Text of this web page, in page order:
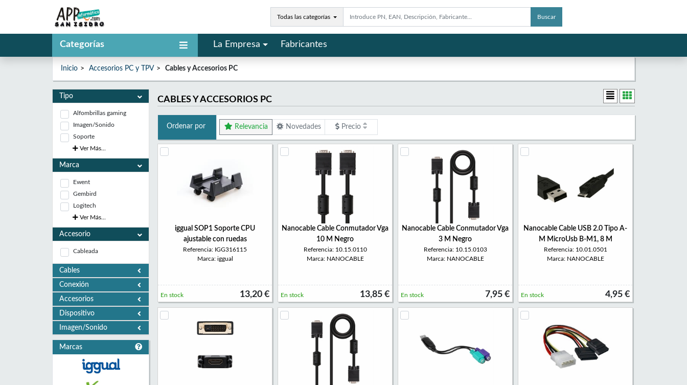
Todas las categorías Buscar
Categorías La Empresa Fabricantes
Inicio Accesorios PC y TPV Cables y Accesorios PC
Tipo
Alfombrillas gaming
Imagen/Sonido
Soporte
Ver Más...
Marca
Ewent
Gembird
Logitech
Ver Más...
Accesorio
Cableada
Cables
Conexión
Accesorios
Dispositivo
Imagen/Sonido
Marcas
CABLES Y ACCESORIOS PC
Ordenar por Relevancia Novedades Precio
iggual SOP1 Soporte CPU
ajustable con ruedas
Referencia: IGG316115
Marca: iggual
13,20 €
En stock
Nanocable Cable Conmutador Vga
10 M Negro
Referencia: 10.15.0110
Marca: NANOCABLE
13,85 €
En stock
Nanocable Cable Conmutador Vga
3 M Negro
Referencia: 10.15.0103
Marca: NANOCABLE
7,95 €
En stock
Nanocable Cable USB 2.0 Tipo A-
M MicroUsb B-M1, 8 M
Referencia: 10.01.0501
Marca: NANOCABLE
4,95 €
En stock